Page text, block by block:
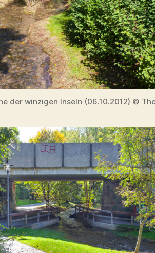
der winzigen Inseln (06.10.2012) ©